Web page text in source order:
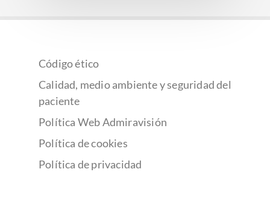
Código ético
Calidad, medio ambiente y seguridad del
paciente
Política Web Admiravisión
Política de cookies
Política de privacidad